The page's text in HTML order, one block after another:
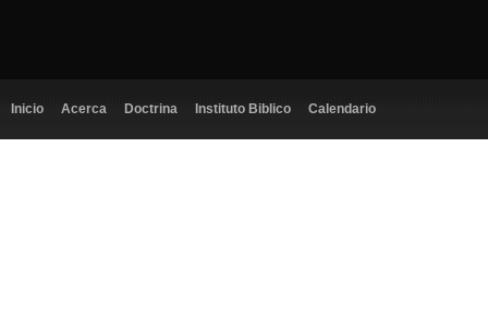
Inicio Acerca Doctrina Instituto Biblico Calendario